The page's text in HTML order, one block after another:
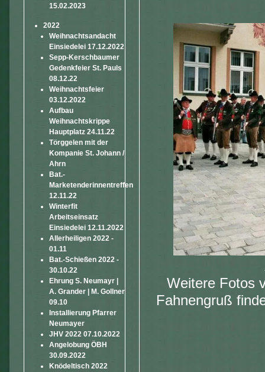
15.02.2023
2022
Weihnachtsandacht
Einsiedelei 17.12.2022
Sepp-Kerschbaumer
Gedenkfeier St. Pauls
08.12.22
Weihnachtsfeier
03.12.2022
Aufbau
Weihnachtskrippe
Hauptplatz 24.11.22
Törggelen mit der
Kompanie St. Johann /
Ahrn
Bat.-
Marketenderinnentreffen
12.11.22
Winterfit
Arbeitseinsatz
Einsiedelei 12.11.2022
Allerheiligen 2022 -
01.11
Bat.-Schießen 2022 -
30.10.22
Ehrung S. Neumayr |
A. Grander | M. Gollner
09.10
Installierung Pfarrer
Neumayer
JHV 2022 07.10.2022
Angelobung ÖBH
30.09.2022
Knödeltisch 2022
Weitere Fotos
Fahnengruß